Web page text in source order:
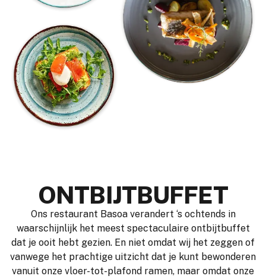
ONTBIJTBUFFET
Ons restaurant Basoa verandert ‘s ochtends in
waarschijnlijk het meest spectaculaire ontbijtbuffet
dat je ooit hebt gezien. En niet omdat wij het zeggen of
vanwege het prachtige uitzicht dat je kunt bewonderen
vanuit onze vloer-tot-plafond ramen, maar omdat onze